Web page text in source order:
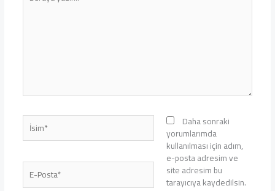
İsim*
E-
Posta*
Daha sonraki
yorumlarımda
kullanılması için adım,
e-posta adresim ve
site adresim bu
tarayıcıya kaydedilsin.